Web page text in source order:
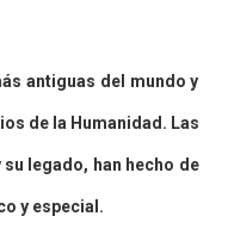
antiguas del mundo y
de la Humanidad. Las
legado, han hecho de
y especial.